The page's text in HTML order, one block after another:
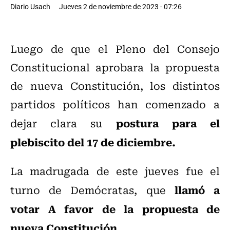
Diario Usach Jueves 2 de noviembre de 2023 - 07:26
Luego de que el Pleno del Consejo
Constitucional aprobara la propuesta
de nueva Constitución, los distintos
partidos políticos han comenzado a
dejar clara su postura para el
plebiscito del 17 de diciembre.
La madrugada de este jueves fue el
turno de Demócratas, que llamó a
votar A favor de la propuesta de